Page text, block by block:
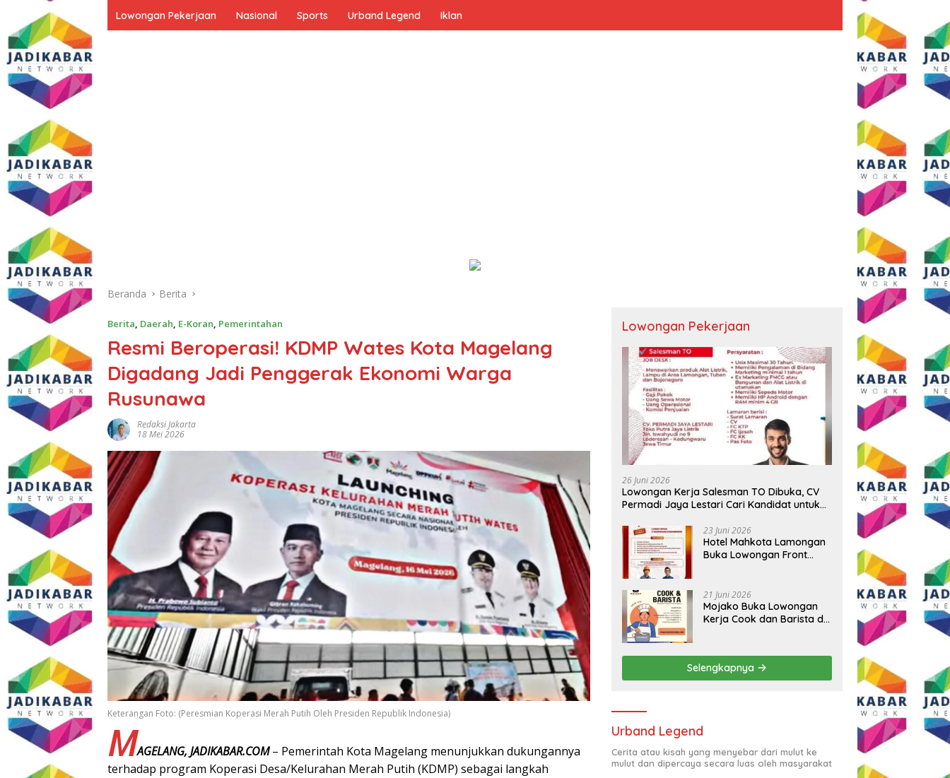
Lowongan Pekerjaan Nasional Sports Urband Legend Iklan
Beranda Berita
Berita, Daerah, E-Koran, Pemerintahan
Resmi Beroperasi! KDMP Wates Kota Magelang
Digadang Jadi Penggerak Ekonomi Warga
Rusunawa
Redaksi Jakarta
18 Mei 2026
Keterangan Foto: (Peresmian Koperasi Merah Putih Oleh Presiden Republik Indonesia)
MAGELANG, JADIKABAR.COM– Pemerintah Kota Magelang menunjukkan dukungannya
terhadap program Koperasi Desa/Kelurahan Merah Putih (KDMP) sebagai langkah
Lowongan Pekerjaan
26 Juni 2026
Lowongan Kerja Salesman TO Dibuka, CV
Permadi Jaya Lestari Cari Kandidat untuk
23 Juni 2026
Hotel Mahkota Lamongan
Buka Lowongan Front
Syaratnya
21 Juni 2026
Mojako Buka Lowongan
Kerja Cook dan Barista di
Selengkapnya
Urband Legend
Cerita atau kisah yang menyebar dari mulut ke
mulut dan dipercaya secara luas oleh masyarakat